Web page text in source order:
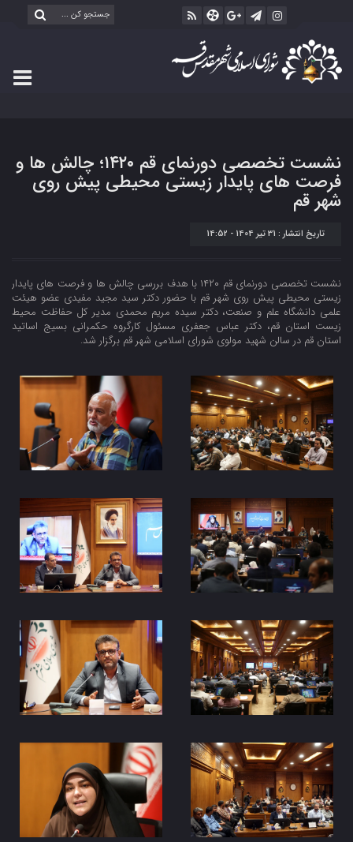
نشست تخصصی دورنمای قم ۱۴۲۰؛ چالش ها و
فرصت های پایدار زیستی محیطی پیش روی
شهر قم
تاریخ انتشار : 31 تیر 1404 - 14:52
نشست تخصصی دورنمای قم ۱۴۲۰ با هدف بررسی چالش ها و فرصت های پایدار
زیستی محیطی پیش روی شهر قم با حضور دکتر سید مجید مفیدی عضو هیئت
علمی دانشگاه علم و صنعت، دکتر سیده مریم محمدی مدیر کل حفاظت محیط
زیست استان قم، دکتر عباس جعفری مسئول کارگروه حکمرانی بسیج اساتید
استان قم در سالن شهید مولوی شورای اسلامی شهر قم برگزار شد.